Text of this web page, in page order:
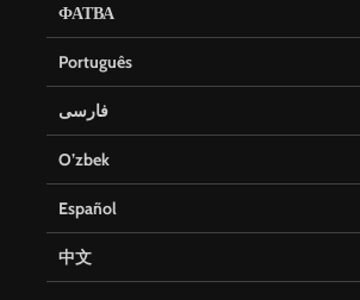
ФАТВА
Português
فارسی
O’zbek
Español
中文